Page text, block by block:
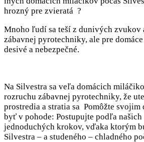
hrozný pre zvieratá ?
Mnoho ľudí sa teší z dunivých
zábavnej pyrotechniky, ale pre
desivé a nebezpečné.
Na Silvestra sa veľa domácich
rozruchu zábavnej pyrotechniky, že
prostredia a stratia sa Pomôžte
byť v pohode: Postupujte podľa
jednoduchých krokov, vďaka ktorým
Silvestra – a studeného – chladného